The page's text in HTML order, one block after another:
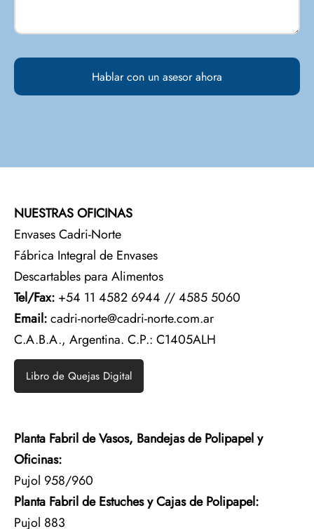
NUESTRAS OFICINAS
Envases Cadri-Norte
Fábrica Integral de Envases
Descartables para Alimentos
Tel/Fax: +54 11 4582 6944 // 4585 5060
Email:cadri-norte@cadri-norte.com.ar
C.A.B.A., Argentina. C.P.: C1405ALH
Libro de Quejas Digital
Planta Fabril de Vasos, Bandejas de Polipapel y
Oficinas:
Pujol 958/960
Planta Fabril de Estuches y Cajas de Polipapel:
Pujol 883